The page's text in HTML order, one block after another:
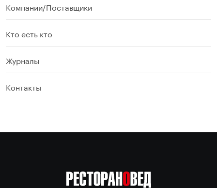
Компании/Поставщики
Кто есть кто
Журналы
Контакты